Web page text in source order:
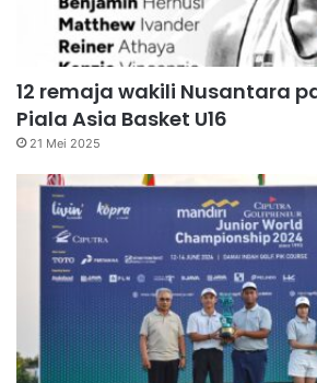
12 remaja wakili Nusantara
Piala Asia Basket U16
21 Mei 2025